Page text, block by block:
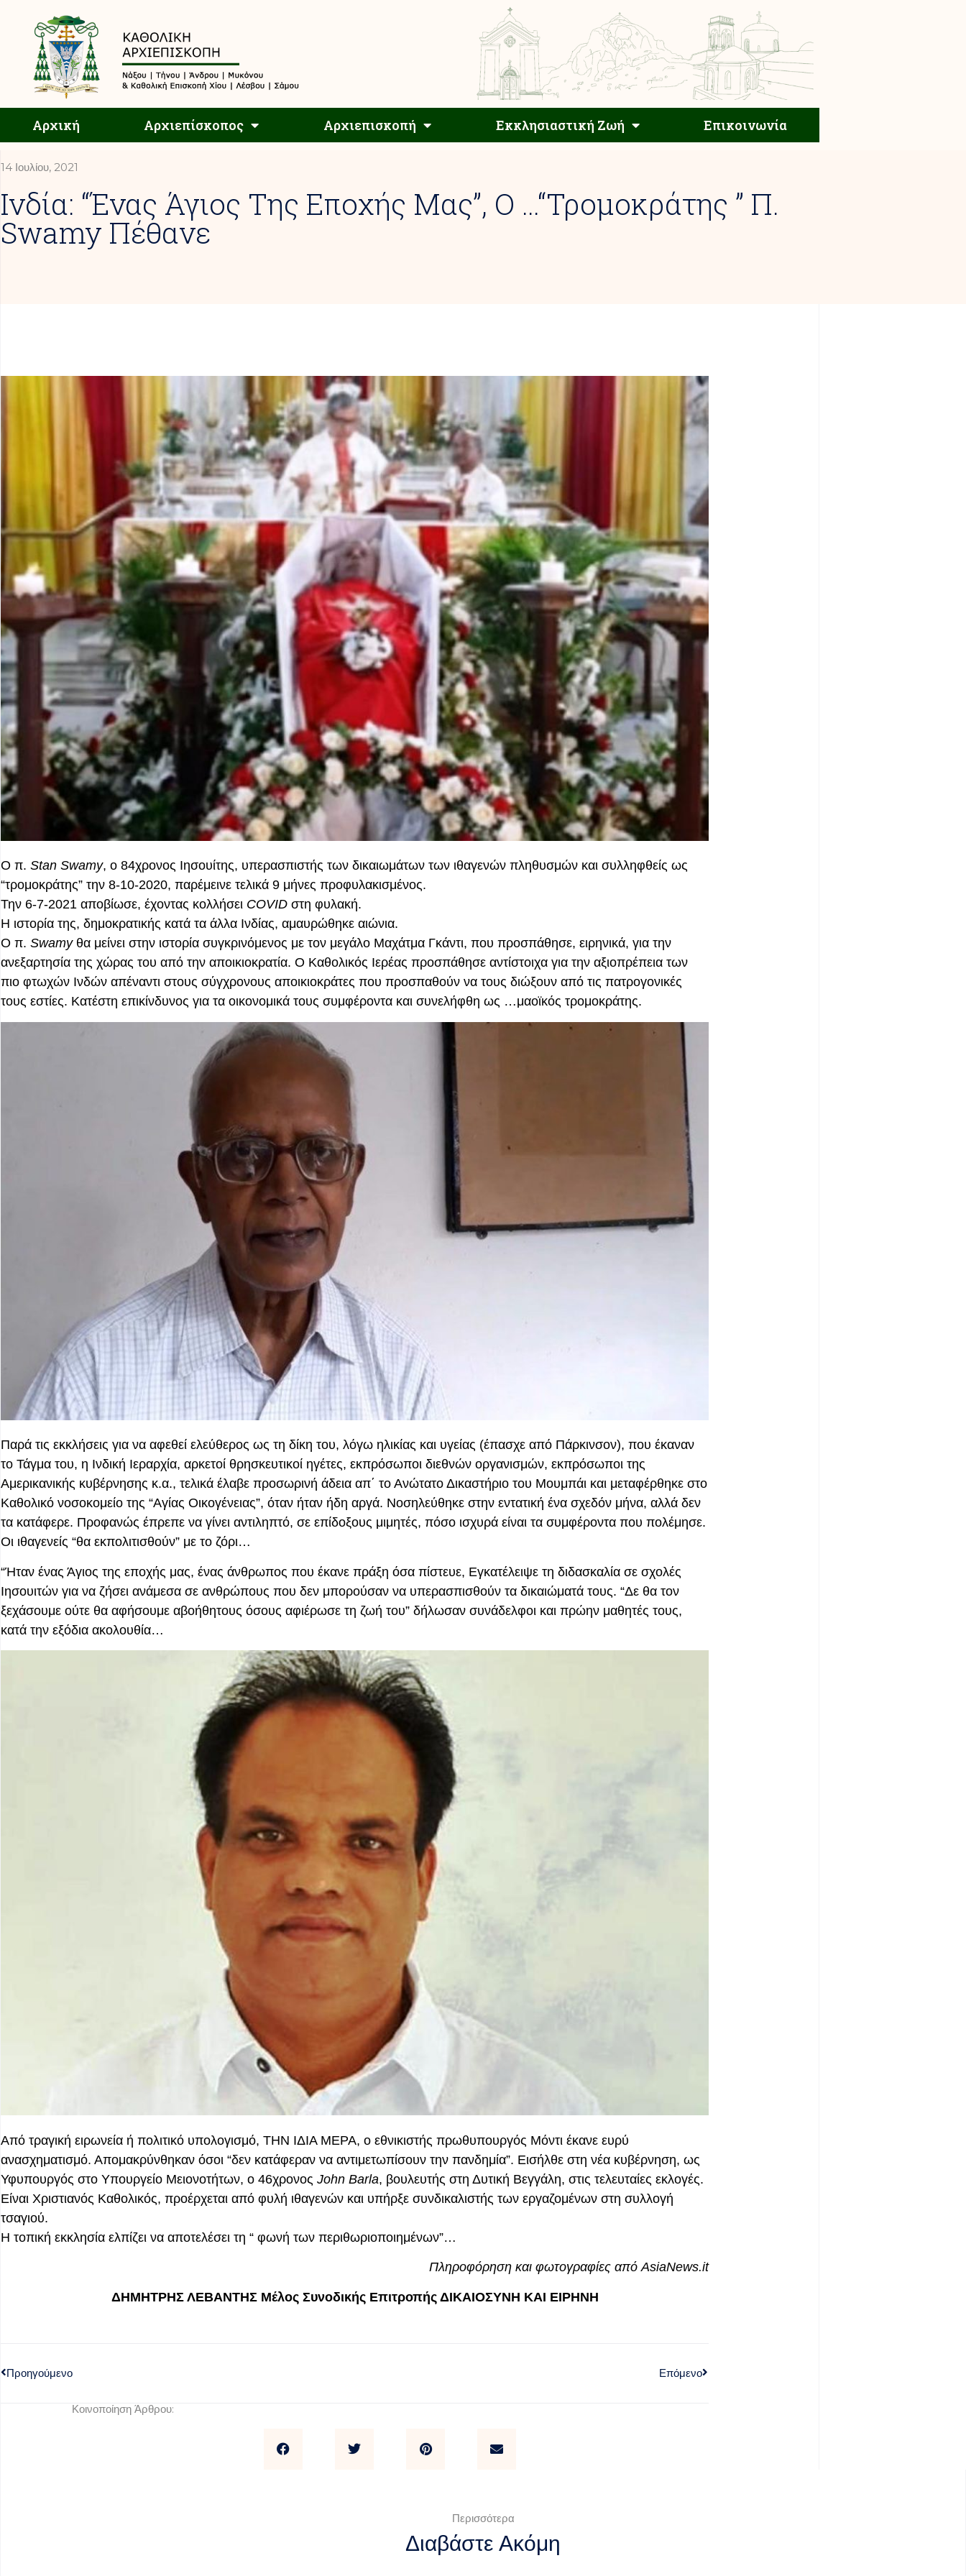
Αρχική Αρχιεπίσκοπος Αρχιεπισκοπή Εκκλησιαστική Ζωή Επικοινωνία
Αρχιεπισκοπή Εκκλησιαστική Ζωή Επικοινωνία
14 Ιουλίου, 2021
Ινδία: “Ένας Άγιος Της Εποχής Μας”, Ο …“τρομοκράτης ” Π.
Swamy Πέθανε
Ο π. Stan Swamy, o 84χρονος Ιησουίτης, υπερασπιστής των δικαιωμάτων των ιθαγενών πληθυσμών και συλληφθείς ως
“τρομοκράτης” την 8-10-2020, παρέμεινε τελικά 9 μήνες προφυλακισμένος.
Την 6-7-2021 αποβίωσε, έχοντας κολλήσει COVID στη φυλακή.
Η ιστορία της, δημοκρατικής κατά τα άλλα Ινδίας, αμαυρώθηκε αιώνια.
Ο π. Swamyθα μείνει στην ιστορία συγκρινόμενος με τον μεγάλο Μαχάτμα Γκάντι, που προσπάθησε, ειρηνικά, για την
ανεξαρτησία της χώρας του από την αποικιοκρατία. Ο Καθολικός Ιερέας προσπάθησε αντίστοιχα για την αξιοπρέπεια των
πιο φτωχών Ινδών απέναντι στους σύγχρονους αποικιοκράτες που προσπαθούν να τους διώξουν από τις πατρογονικές
τους εστίες. Κατέστη επικίνδυνος για τα οικονομικά τους συμφέροντα και συνελήφθη ως …μαοϊκός τρομοκράτης.
Παρά τις εκκλήσεις για να αφεθεί ελεύθερος ως τη δίκη του, λόγω ηλικίας και υγείας (έπασχε από Πάρκινσον), που έκαναν
το Τάγμα του, η Ινδική Ιεραρχία, αρκετοί θρησκευτικοί ηγέτες, εκπρόσωποι διεθνών οργανισμών, εκπρόσωποι της
Αμερικανικής κυβέρνησης κ.α., τελικά έλαβε προσωρινή άδεια απ΄ το Ανώτατο Δικαστήριο του Μουμπάι και μεταφέρθηκε στο
Καθολικό νοσοκομείο της “Αγίας Οικογένειας”, όταν ήταν ήδη αργά. Νοσηλεύθηκε στην εντατική ένα σχεδόν μήνα, αλλά δεν
τα κατάφερε. Προφανώς έπρεπε να γίνει αντιληπτό, σε επίδοξους μιμητές, πόσο ισχυρά είναι τα συμφέροντα που πολέμησε.
Οι ιθαγενείς “θα εκπολιτισθούν” με το ζόρι…
“Ήταν ένας Άγιος της εποχής μας, ένας άνθρωπος που έκανε πράξη όσα πίστευε, Εγκατέλειψε τη διδασκαλία σε σχολές
Ιησουιτών για να ζήσει ανάμεσα σε ανθρώπους που δεν μπορούσαν να υπερασπισθούν τα δικαιώματά τους. “Δε θα τον
ξεχάσουμε ούτε θα αφήσουμε αβοήθητους όσους αφιέρωσε τη ζωή του” δήλωσαν συνάδελφοι και πρώην μαθητές τους,
κατά την εξόδια ακολουθία…
Από τραγική ειρωνεία ή πολιτικό υπολογισμό, ΤΗΝ ΙΔΙΑ ΜΕΡΑ, ο εθνικιστής πρωθυπουργός Μόντι έκανε ευρύ
ανασχηματισμό. Απομακρύνθηκαν όσοι “δεν κατάφεραν να αντιμετωπίσουν την πανδημία”. Εισήλθε στη νέα κυβέρνηση, ως
Υφυπουργός στο Υπουργείο Μειονοτήτων, ο 46χρονος John Barla, βουλευτής στη Δυτική Βεγγάλη, στις τελευταίες εκλογές.
Είναι Χριστιανός Καθολικός, προέρχεται από φυλή ιθαγενών και υπήρξε συνδικαλιστής των εργαζομένων στη συλλογή
τσαγιού.
Η τοπική εκκλησία ελπίζει να αποτελέσει τη “ φωνή των περιθωριοποιημένων”…
Πληροφόρηση και φωτογραφίες απόAsiaNews.it
ΔΗΜΗΤΡΗΣ ΛΕΒΑΝΤΗΣ Μέλος Συνοδικής Επιτροπής ΔΙΚΑΙΟΣΥΝΗ ΚΑΙ ΕΙΡΗΝΗ
Προηγούμενο Επόμενο
Κοινοποίηση Άρθρου:
Περισσότερα
Διαβάστε Ακόμη